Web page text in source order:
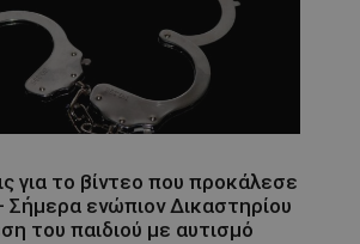
για το βίντεο που προκάλεσε
Σήμερα ενώπιον Δικαστηρίου
του παιδιού με αυτισμό